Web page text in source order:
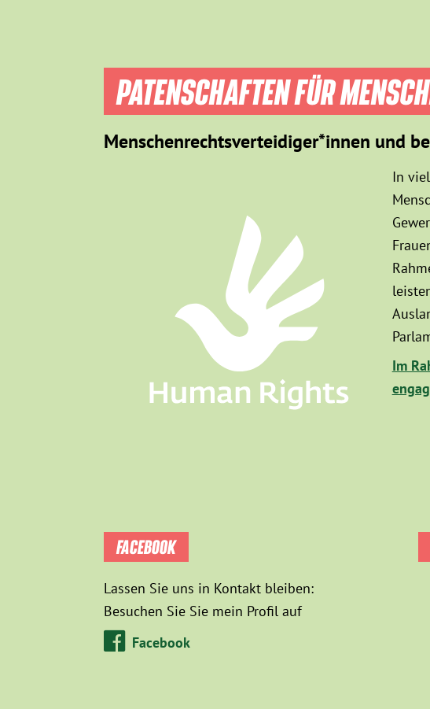
PATENSCHAFTEN FÜR
Menschenrechtsverteidiger*innen und
In
Im
FACEBOOK
Lassen Sie uns in Kontakt bleiben:
Besuchen Sie Sie mein Profil auf
Facebook